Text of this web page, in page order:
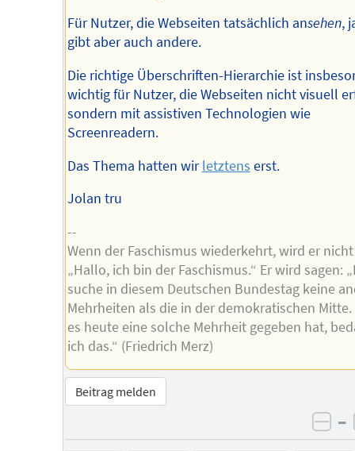
Für Nutzer, die Webseiten tatsächlich ansehen,
gibt aber auch andere.
Die richtige Überschriften-Hierarchie ist
wichtig für Nutzer, die Webseiten nicht visuell
sondern mit assistiven Technologien wie
Screenreadern.
Das Thema hatten wirletztens erst.
Jolan tru
--
Wenn der Faschismus wiederkehrt, wird er
„Hallo, ich bin der Faschismus.“ Er wird sagen:
suche in diesem Deutschen Bundestag keine
Mehrheiten als die in der demokratischen Mitte.
es heute eine solche Mehrheit gegeben hat,
ich das.“ (Friedrich Merz)
Beitrag melden
–